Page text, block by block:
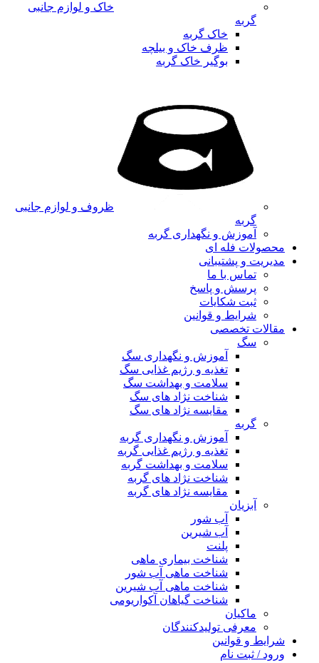
خاک و لوازم جانبی
گربه
خاک گربه
ظرف خاک و بیلچه
بوگیر خاک گربه
ظروف و لوازم جانبی
گربه
آموزش و نگهداری گربه
محصولات فله ای
مدیریت و پشتیبانی
تماس با ما
پرسش و پاسخ
ثبت شکایات
شرایط و قوانین
مقالات تخصصی
سگ
آموزش و نگهداری سگ
تغذیه و رژیم غذایی سگ
سلامت و بهداشت سگ
شناخت نژاد های سگ
مقایسه نژاد های سگ
گربه
آموزش و نگهداری گربه
تغذیه و رژیم غذایی گربه
سلامت و بهداشت گربه
شناخت نژاد های گربه
مقایسه نژاد های گربه
آبزیان
آب شور
آب شیرین
پلنت
شناخت بیماری ماهی
شناخت ماهی آب شور
شناخت ماهی آب شیرین
شناخت گیاهان آکواریومی
ماکیان
معرفی تولیدکنندگان
شرایط و قوانین
ورود / ثبت نام